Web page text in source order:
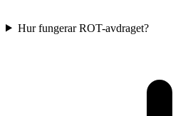
Hur fungerar ROT-avdraget?